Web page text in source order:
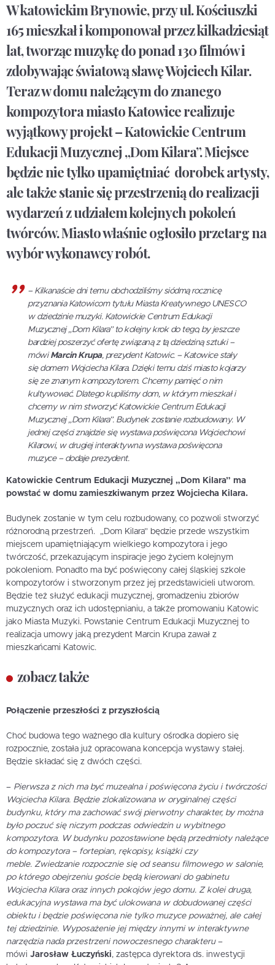
W katowickim Brynowie, przy ul. Kościuszki
165 mieszkał i komponował przez kilkadziesiąt
lat, tworząc muzykę do ponad 130 filmów i
zdobywając światową sławę Wojciech Kilar.
Teraz w domu należącym do znanego
kompozytora miasto Katowice realizuje
wyjątkowy projekt – Katowickie Centrum
Edukacji Muzycznej „Dom Kilara”. Miejsce
będzie nie tylko upamiętniać dorobek artysty,
ale także stanie się przestrzenią do realizacji
wydarzeń z udziałem kolejnych pokoleń
twórców. Miasto właśnie ogłosiło przetarg na
wybór wykonawcy robót.
– Kilkanaście dni temu obchodziliśmy siódmą rocznicę
przyznania Katowicom tytułu Miasta Kreatywnego UNESCO
w dziedzinie muzyki. Katowickie Centrum Edukacji
Muzycznej „Dom Kilara” to kolejny krok do tego, by jeszcze
bardziej poszerzyć ofertę związaną z tą dziedziną sztuki–
mówi Marcin Krupa, prezydent Katowic. – Katowice stały
się domem Wojciecha Kilara. Dzięki temu dziś miasto kojarzy
się ze znanym kompozytorem. Chcemy pamięć o nim
kultywować. Dlatego kupiliśmy dom, w którym mieszkał i
chcemy w nim stworzyć Katowickie Centrum Edukacji
Muzycznej „Dom Kilara”. Budynek zostanie rozbudowany. W
jednej części znajdzie się wystawa poświęcona Wojciechowi
Kilarowi, w drugiej interaktywna wystawa poświęcona
muzyce– dodaje prezydent.
Katowickie Centrum Edukacji Muzycznej „Dom Kilara” ma
powstać w domu zamieszkiwanym przez Wojciecha Kilara.
Budynek zostanie w tym celu rozbudowany, co pozwoli stworzyć
różnorodną przestrzeń. „Dom Kilara” będzie przede wszystkim
miejscem upamiętniającym wielkiego kompozytora i jego
twórczość, przekazującym inspiracje jego życiem kolejnym
pokoleniom. Ponadto ma być poświęcony całej śląskiej szkole
kompozytorów i stworzonym przez jej przedstawicieli utworom.
Będzie też służyć edukacji muzycznej, gromadzeniu zbiorów
muzycznych oraz ich udostępnianiu, a także promowaniu Katowic
jako Miasta Muzyki. Powstanie Centrum Edukacji Muzycznej to
realizacja umowy jaką prezydent Marcin Krupa zawał z
mieszkańcami Katowic.
zobacz także
Połączenie przeszłości z przyszłością
Choć budowa tego ważnego dla kultury ośrodka dopiero się
rozpocznie, została już opracowana koncepcja wystawy stałej.
Będzie składać się z dwóch części.
– Pierwsza z nich ma być muzealna i poświęcona życiu i twórczości
Wojciecha Kilara. Będzie zlokalizowana w oryginalnej części
budynku, który ma zachować swój pierwotny charakter, by można
było poczuć się niczym podczas odwiedzin u wybitnego
kompozytora. W budynku pozostawione będą przedmioty należące
do kompozytora – fortepian, rękopisy, książki czy
meble. Zwiedzanie rozpocznie się od seansu filmowego w salonie,
po którego obejrzeniu goście będą kierowani do gabinetu
Wojciecha Kilara oraz innych pokojów jego domu. Z kolei druga,
edukacyjna wystawa ma być ulokowana w dobudowanej części
obiektu i będzie poświęcona nie tylko muzyce poważnej, ale całej
tej dziedzinie. Wyposażenie jej między innymi w interaktywne
narzędzia nada przestrzeni nowoczesnego charakteru–
mówi Jarosław Łuczyński, zastępca dyrektora ds. inwestycji